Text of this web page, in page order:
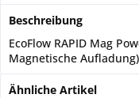
Beschreibung
EcoFlow RAPID Mag
Magnetische
Ähnliche Artikel